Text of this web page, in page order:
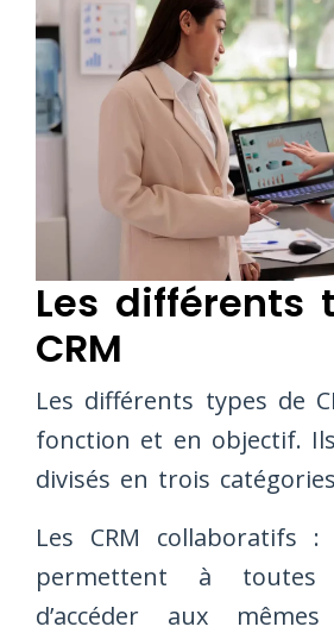
Les différents
CRM
Les différents types de
fonction et en objectif.
divisés en trois
Les CRM collaboratifs :
permettent à toutes
d’accéder aux